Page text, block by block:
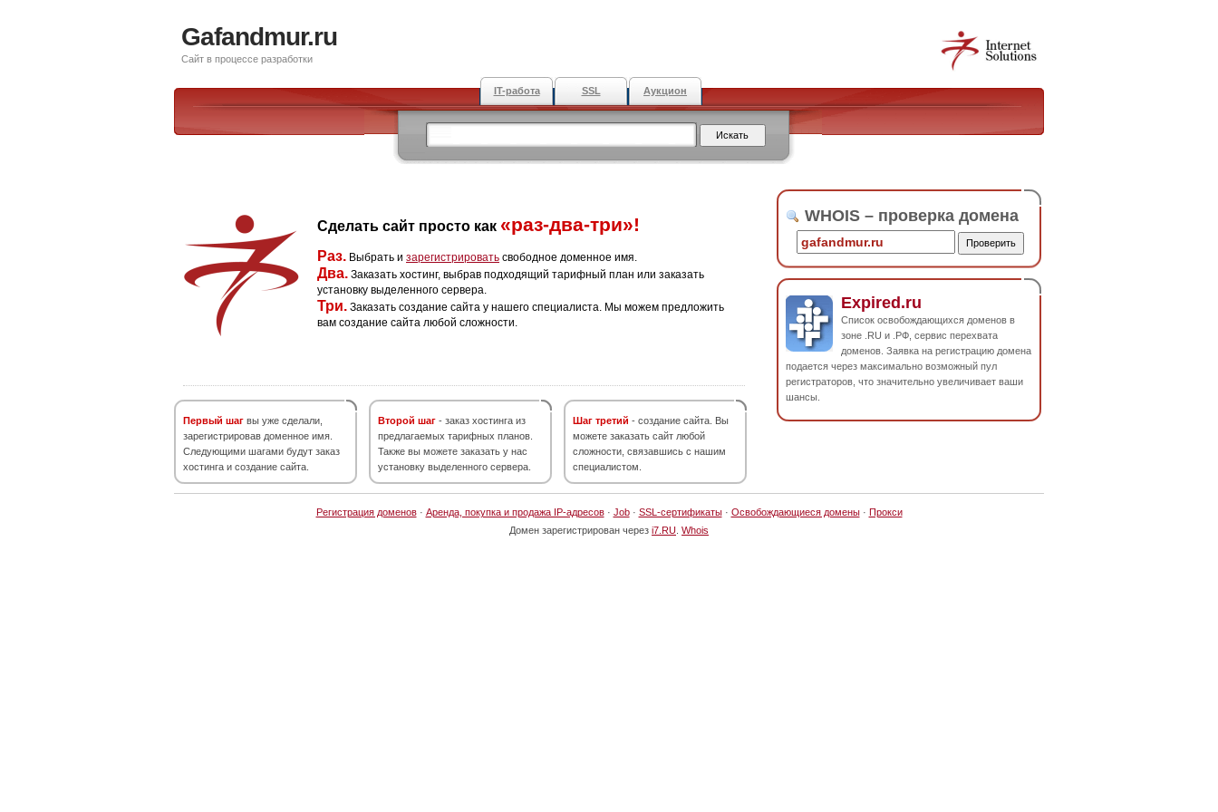
Gafandmur.ru
Сайт в процессе разработки
IT-работа SSL Аукцион
Сделать сайт просто как «раз-два-три»!
Раз. Выбрать и зарегистрировать свободное доменное имя.
Два. Заказать хостинг, выбрав подходящий тарифный план или заказать
установку выделенного сервера.
Три. Заказать создание сайта у нашего специалиста. Мы можем предложить
вам создание сайта любой сложности.
Первый шаг вы уже сделали,
зарегистрировав доменное имя.
Следующими шагами будут заказ
хостинга и создание сайта.
Второй шаг - заказ хостинга из
предлагаемых тарифных планов.
Также вы можете заказать у нас
установку выделенного сервера.
Шаг третий - создание сайта. Вы
можете заказать сайт любой
сложности, связавшись с нашим
специалистом.
WHOIS – проверка домена
Expired.ru
Список освобождающихся доменов в
зоне .RU и .РФ, сервис перехвата
доменов. Заявка на регистрацию домена
подается через максимально возможный пул
регистраторов, что значительно увеличивает ваши
шансы.
Регистрация доменов· Аренда, покупка и продажа IP-адресов· Job· SSL-сертификаты· Освобождающиеся домены· Прокси
Домен зарегистрирован через i7.RU Whois